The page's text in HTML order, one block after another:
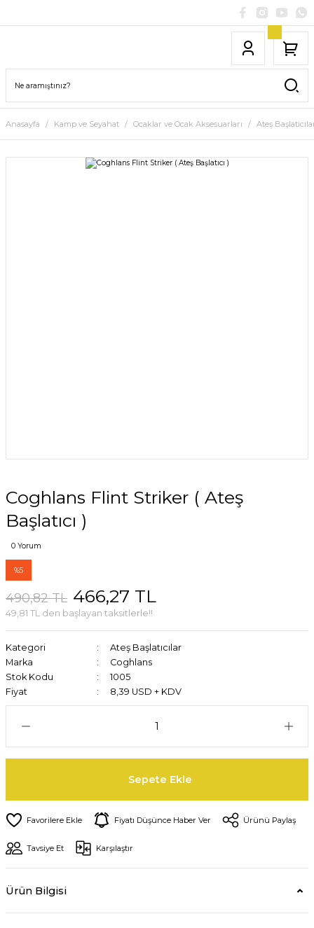
Anasayfa Kamp ve Seyahat Ocaklar ve Ocak Aksesuarları Ateş
Coghlans Flint Striker ( Ateş
Başlatıcı )
0 Yorum
%5
490,82 TL 466,27 TL
49,81 TL den başlayan taksitlerle!!
Kategori
Ateş Başlatıcılar
Marka
Coghlans
Stok Kodu
1005
Fiyat
8,39 USD + KDV
Sepete Ekle
Fiyatı Düşünce Haber Ver Ürünü Paylaş
Tavsiye Et Karşılaştır
Ürün Bilgisi